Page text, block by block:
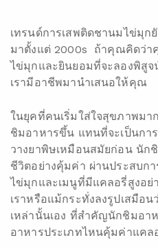
เทรนด์การเสพติดชานมไข่มุก
มาตั้งแต่ 2000s ถ้าคุณคิดว่
ไข่มุกและยินยอมที่จะลองพิสู
เรามีอาชีพมานำเสนอให้คุณ
ในยุคที่คนเริ่มใส่ใจสุขภาพมา
ชิมอาหารขึ้น แทนที่จะเป็นกา
วางยาพิษเหมือนสมัยก่อน นัก
ชีวิตอย่างคุ้มค่า ผ่านประสบก
ไข่มุกและเมนูที่มีแคลอรี่สูงอ
เราหรือแม้กระทั่งลงรูปเสมือ
เหล่านั้นเอง ที่สำคัญนักชิมอา
อาหารประเภทไหนคุ้มค่าแคล